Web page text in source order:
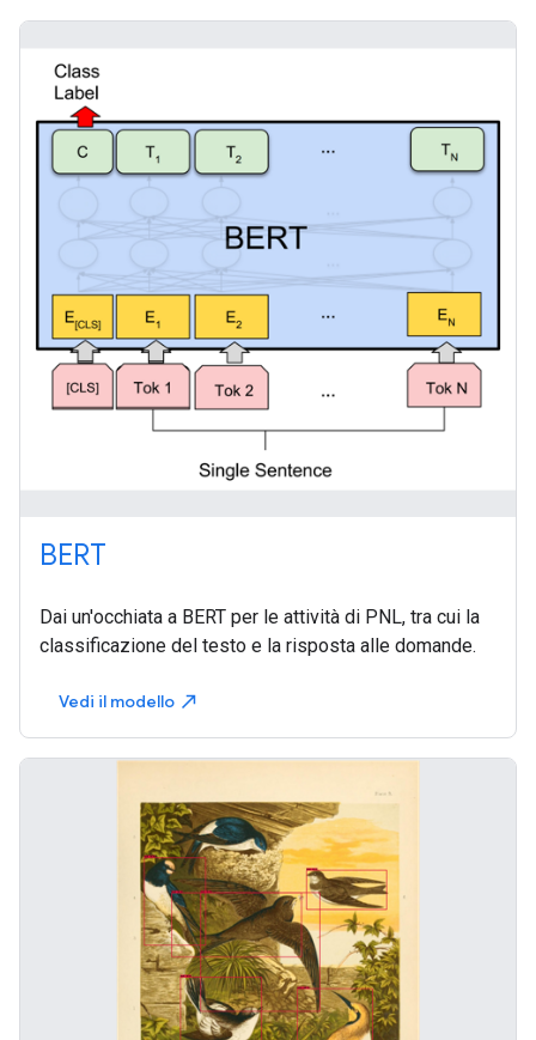
BERT
Dai un'occhiata a BERT per le attività di PNL, tra cui la
classificazione del testo e la risposta alle domande.
Vedi il modello north_east